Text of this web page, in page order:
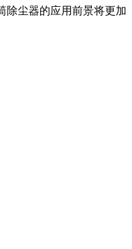
除尘器的应用前景将更加